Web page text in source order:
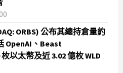
ORBS) 公布其總持倉量約
OpenAI、Beast
以太幣及近 3.02 億枚 WLD